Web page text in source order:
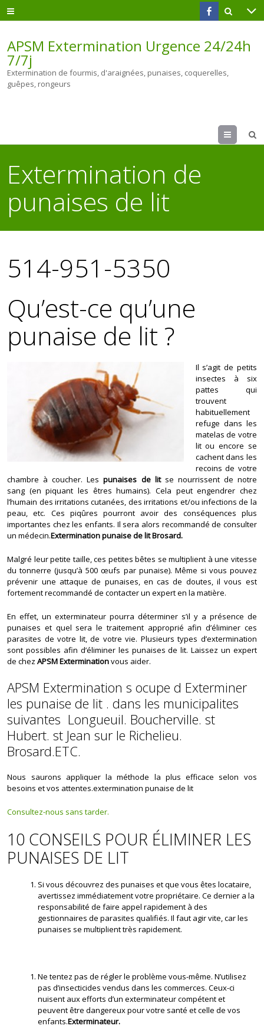
APSM Extermination Urgence 24/24h
7/7j
Extermination de fourmis, d'araignées, punaises, coquerelles,
guêpes, rongeurs
Menu
Extermination de
punaises de lit
514-951-5350
Qu’est-ce qu’une
punaise de lit ?
Il s’agit de petits
insectes à six
pattes qui
trouvent
habituellement
refuge dans les
matelas de votre
lit ou encore se
cachent dans les
recoins de votre
chambre à coucher. Les punaises de litse nourrissent de notre
sang (en piquant les êtres humains). Cela peut engendrer chez
l’humain des irritations cutanées, des irritations et/ou infections de la
peau, etc. Ces piqûres pourront avoir des conséquences plus
importantes chez les enfants. Il sera alors recommandé de consulter
un médecin.Extermination punaise de lit Brosard.
Malgré leur petite taille, ces petites bêtes se multiplient à une vitesse
du tonnerre (jusqu’à 500 œufs par punaise). Même si vous pouvez
prévenir une attaque de punaises, en cas de doutes, il vous est
fortement recommandé de contacter un expert en la matière.
En effet, un exterminateur pourra déterminer s’il y a présence de
punaises et quel sera le traitement approprié afin d’éliminer ces
parasites de votre lit, de votre vie. Plusieurs types d’extermination
sont possibles afin d’éliminer les punaises de lit. Laissez un expert
de chez APSM Exterminationvous aider.
APSM Extermination s ocupe d Exterminer
les punaise de lit . dans les municipalites
suivantes Longueuil. Boucherville. st
Hubert. st Jean sur le Richelieu.
Brosard.ETC.
Nous saurons appliquer la méthode la plus efficace selon vos
besoins et vos attentes.extermination punaise de lit
Consultez-nous sans tarder.
10 CONSEILS POUR ÉLIMINER LES
PUNAISES DE LIT
Si vous découvrez des punaises et que vous êtes locataire,
avertissez immédiatement votre propriétaire. Ce dernier a la
responsabilité de faire appel rapidement à des
gestionnaires de parasites qualifiés. Il faut agir vite, car les
punaises se multiplient très rapidement.
Ne tentez pas de régler le problème vous-même. N’utilisez
pas d’insecticides vendus dans les commerces. Ceux-ci
nuisent aux efforts d’un exterminateur compétent et
peuvent être dangereux pour votre santé et celle de vos
enfants.Exterminateur.